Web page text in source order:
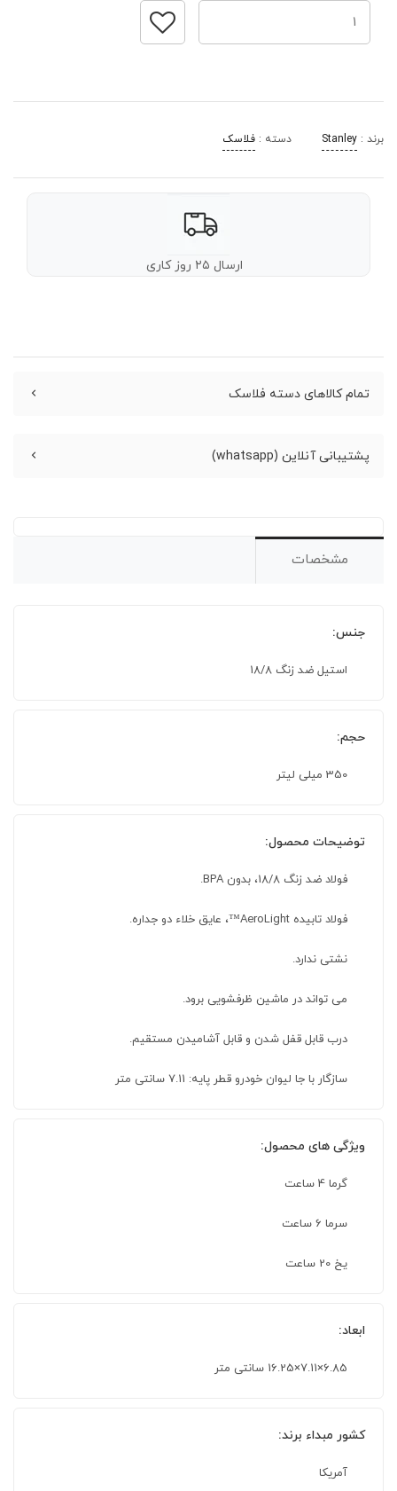
برند : Stanley دسته : فلاسک
ارسال ۲۵ روز کاری
تمام کالاهای دسته فلاسک
پشتیبانی آنلاین (whatsapp)
مشخصات
جنس:
استیل ضد زنگ 18/8
حجم:
350 میلی لیتر
توضیحات محصول:
فولاد ضد زنگ 18/8، بدون BPA.
فولاد تابیده AeroLight™، عایق خلاء دو جداره.
نشتی ندارد.
می تواند در ماشین ظرفشویی برود.
درب قابل قفل شدن و قابل آشامیدن مستقیم.
سازگار با جا لیوان خودرو قطر پایه: 7.11 سانتی متر
ویژگی های محصول:
گرما 4 ساعت
سرما 6 ساعت
یخ 20 ساعت
ابعاد:
6.85×7.11×16.25 سانتی متر
کشور مبداء برند:
آمریکا